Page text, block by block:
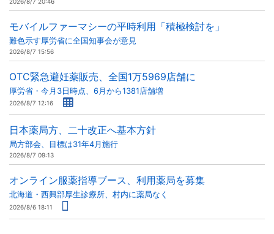
モバイルファーマシーの平時利用「積極検討を」
難色示す厚労省に全国知事会が意見
2026/8/7 15:56
OTC緊急避妊薬販売、全国1万5969店舗に
厚労省・今月3日時点、6月から1381店舗増
2026/8/7 12:16
日本薬局方、二十改正へ基本方針
局方部会、目標は31年4月施行
2026/8/7 09:13
オンライン服薬指導ブース、利用薬局を募集
北海道・西興部厚生診療所、村内に薬局なく
2026/8/6 18:11